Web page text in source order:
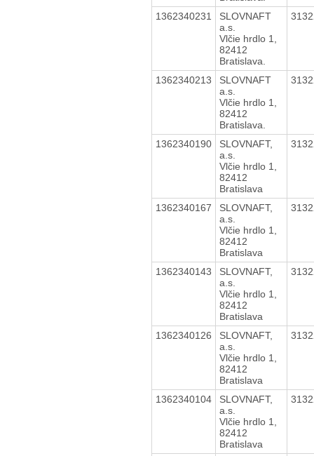
1362340231
SLOVNAFT
a.s.
Vlčie hrdlo 1,
82412
Bratislava.
1362340213
SLOVNAFT
a.s.
Vlčie hrdlo 1,
82412
Bratislava.
1362340190
SLOVNAFT,
a.s.
Vlčie hrdlo 1,
82412
Bratislava
1362340167
SLOVNAFT,
a.s.
Vlčie hrdlo 1,
82412
Bratislava
1362340143
SLOVNAFT,
a.s.
Vlčie hrdlo 1,
82412
Bratislava
1362340126
SLOVNAFT,
a.s.
Vlčie hrdlo 1,
82412
Bratislava
1362340104
SLOVNAFT,
a.s.
Vlčie hrdlo 1,
82412
Bratislava